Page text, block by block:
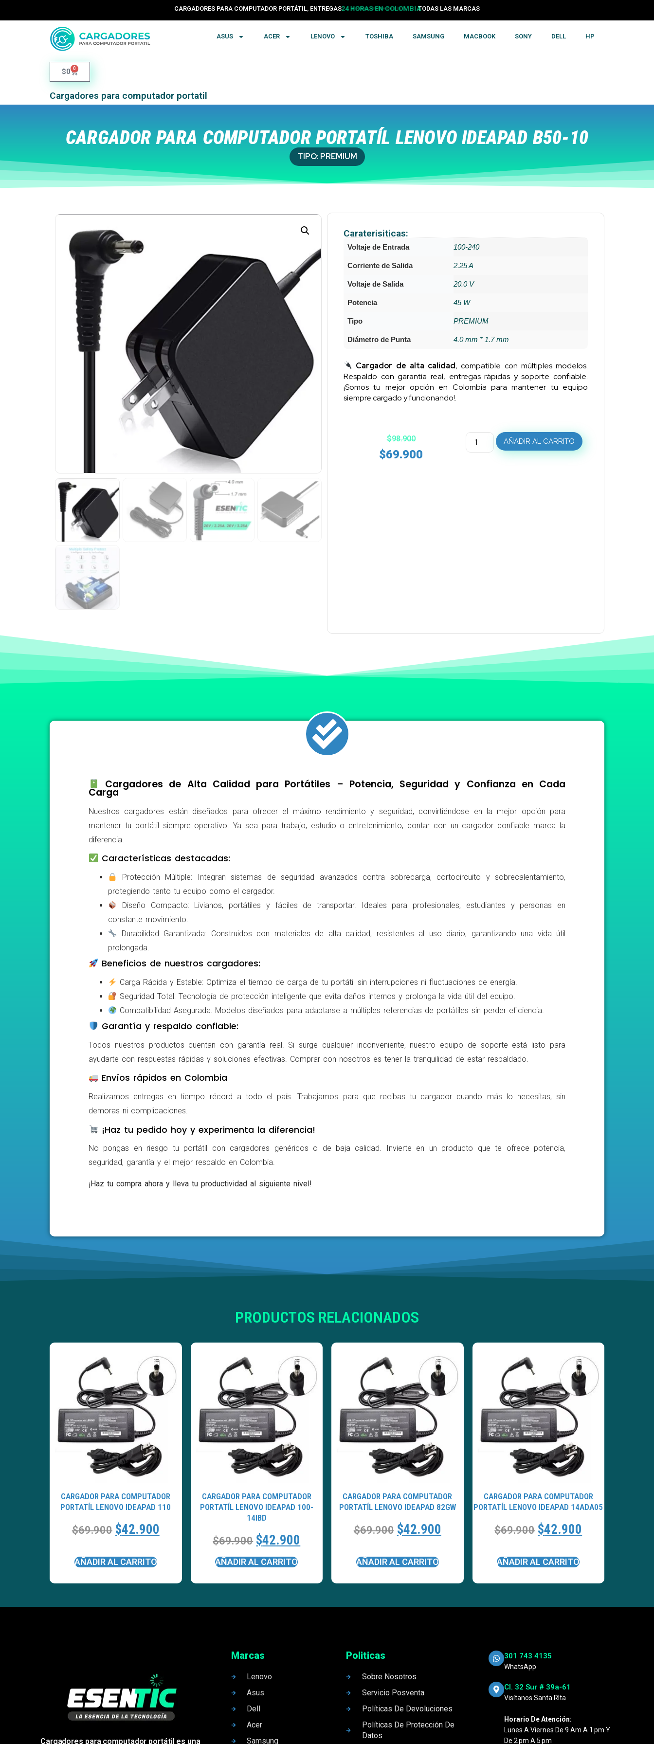
CARGADORES PARA COMPUTADOR PORTÁTIL, ENTREGAS 24 HORAS EN COLOMBIA TODAS LAS MARCAS
ASUS ACER LENOVO TOSHIBA SAMSUNG MACBOOK SONY DELL HP
$0 0
Cargadores para computador portatil
CARGADOR PARA COMPUTADOR PORTATÍL LENOVO IDEAPAD B50-10
TIPO: PREMIUM
Caraterisiticas:
Voltaje de Entrada 100-240
Corriente de Salida 2.25 A
Voltaje de Salida 20.0 V
Potencia 45 W
Tipo PREMIUM
Diámetro de Punta 4.0 mm * 1.7 mm
Cargador de alta calidad, compatible con múltiples modelos.
Respaldo con garantía real, entregas rápidas y soporte confiable.
¡Somos tu mejor opción en Colombia para mantener tu equipo
siempre cargado y funcionando!.
$98.900
$69.900
AÑADIR AL CARRITO
Cargadores de Alta Calidad para Portátiles – Potencia, Seguridad y Confianza en Cada
Carga
Nuestros cargadores están diseñados para ofrecer el máximo rendimiento y seguridad, convirtiéndose en la mejor opción para
mantener tu portátil siempre operativo. Ya sea para trabajo, estudio o entretenimiento, contar con un cargador confiable marca la
diferencia.
Características destacadas:
Protección Múltiple: Integran sistemas de seguridad avanzados contra sobrecarga, cortocircuito y sobrecalentamiento,
protegiendo tanto tu equipo como el cargador.
Diseño Compacto: Livianos, portátiles y fáciles de transportar. Ideales para profesionales, estudiantes y personas en
constante movimiento.
Durabilidad Garantizada: Construidos con materiales de alta calidad, resistentes al uso diario, garantizando una vida útil
prolongada.
Beneficios de nuestros cargadores:
Carga Rápida y Estable: Optimiza el tiempo de carga de tu portátil sin interrupciones ni fluctuaciones de energía.
Seguridad Total: Tecnología de protección inteligente que evita daños internos y prolonga la vida útil del equipo.
Compatibilidad Asegurada: Modelos diseñados para adaptarse a múltiples referencias de portátiles sin perder eficiencia.
Garantía y respaldo confiable:
Todos nuestros productos cuentan con garantía real. Si surge cualquier inconveniente, nuestro equipo de soporte está listo para
ayudarte con respuestas rápidas y soluciones efectivas. Comprar con nosotros es tener la tranquilidad de estar respaldado.
Envíos rápidos en Colombia
Realizamos entregas en tiempo récord a todo el país. Trabajamos para que recibas tu cargador cuando más lo necesitas, sin
demoras ni complicaciones.
¡Haz tu pedido hoy y experimenta la diferencia!
No pongas en riesgo tu portátil con cargadores genéricos o de baja calidad. Invierte en un producto que te ofrece potencia,
seguridad, garantía y el mejor respaldo en Colombia.
¡Haz tu compra ahora y lleva tu productividad al siguiente nivel!
PRODUCTOS RELACIONADOS
CARGADOR PARA COMPUTADOR
PORTATÍL LENOVO IDEAPAD 110
$69.900 $42.900
AÑADIR AL CARRITO
CARGADOR PARA COMPUTADOR
PORTATÍL LENOVO IDEAPAD 100-
14IBD
$69.900 $42.900
AÑADIR AL CARRITO
CARGADOR PARA COMPUTADOR
PORTATÍL LENOVO IDEAPAD 82GW
$69.900 $42.900
AÑADIR AL CARRITO
CARGADOR PARA COMPUTADOR
PORTATÍL LENOVO IDEAPAD 14ADA05
$69.900 $42.900
AÑADIR AL CARRITO
Cargadores para computador portátil es una
Marcas
Lenovo
Asus
Dell
Acer
Samsung
Politicas
Sobre Nosotros
Servicio Posventa
Políticas De Devoluciones
Políticas De Protección De
Datos
301 743 4135
WhatsApp
Cl. 32 Sur # 39a-61
Visítanos Santa RIta
Horario De Atención:
Lunes A Viernes De 9 Am A 1 Pm Y
De 2 Pm A 5 Pm